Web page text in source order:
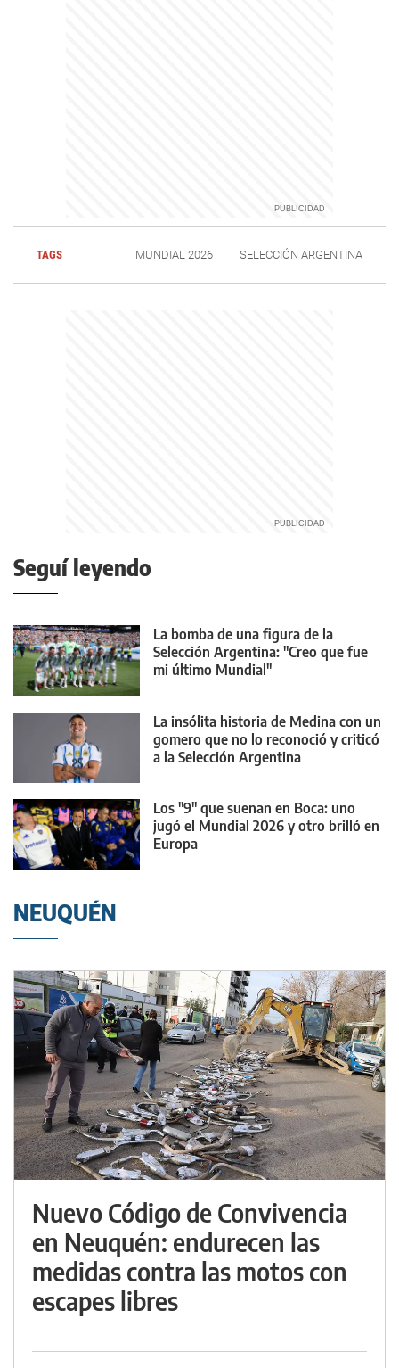
TAGS MUNDIAL 2026 SELECCIÓN ARGENTINA
Seguí leyendo
La bomba de una figura de la
Selección Argentina: "Creo que fue
mi último Mundial"
La insólita historia de Medina con un
gomero que no lo reconoció y criticó
a la Selección Argentina
Los "9" que suenan en Boca: uno
jugó el Mundial 2026 y otro brilló en
Europa
NEUQUÉN
Nuevo Código de Convivencia
en Neuquén: endurecen las
medidas contra las motos con
escapes libres